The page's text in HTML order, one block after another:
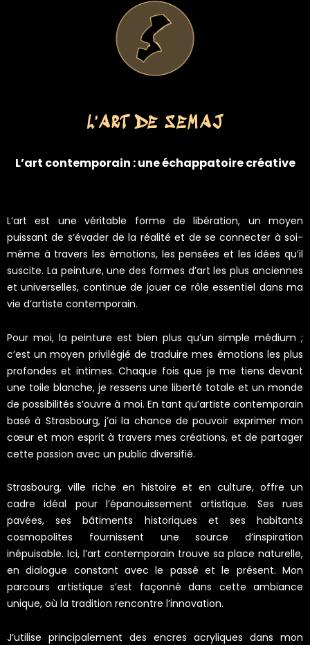
L'ART DE SEMAJ
L’art contemporain : une échappatoire créative
L’art est une véritable forme de libération, un moyen
puissant de s’évader de la réalité et de se connecter à soi-
même à travers les émotions, les pensées et les idées qu’il
suscite. La peinture, une des formes d’art les plus anciennes
et universelles, continue de jouer ce rôle essentiel dans ma
vie d’artiste contemporain.
Pour moi, la peinture est bien plus qu’un simple médium ;
c’est un moyen privilégié de traduire mes émotions les plus
profondes et intimes. Chaque fois que je me tiens devant
une toile blanche, je ressens une liberté totale et un monde
de possibilités s’ouvre à moi. En tant qu’artiste contemporain
basé à Strasbourg, j’ai la chance de pouvoir exprimer mon
cœur et mon esprit à travers mes créations, et de partager
cette passion avec un public diversifié.
Strasbourg, ville riche en histoire et en culture, offre un
cadre idéal pour l’épanouissement artistique. Ses rues
pavées, ses bâtiments historiques et ses habitants
cosmopolites fournissent une source d’inspiration
inépuisable. Ici, l’art contemporain trouve sa place naturelle,
en dialogue constant avec le passé et le présent. Mon
parcours artistique s’est façonné dans cette ambiance
unique, où la tradition rencontre l’innovation.
J’utilise principalement des encres acryliques dans mon